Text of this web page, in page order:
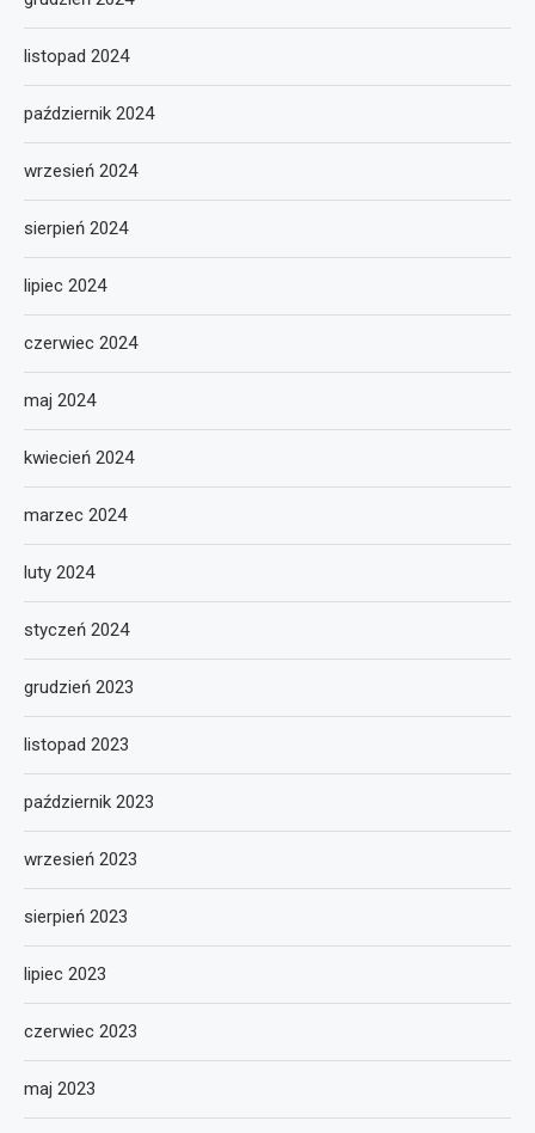
listopad 2024
październik 2024
wrzesień 2024
sierpień 2024
lipiec 2024
czerwiec 2024
maj 2024
kwiecień 2024
marzec 2024
luty 2024
styczeń 2024
grudzień 2023
listopad 2023
październik 2023
wrzesień 2023
sierpień 2023
lipiec 2023
czerwiec 2023
maj 2023